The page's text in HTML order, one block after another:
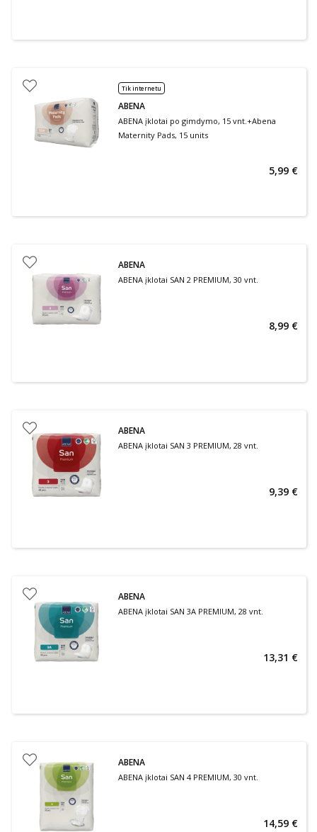
Tik internetu
ABENA
ABENA įklotai po gimdymo, 15 vnt.+Abena
Maternity Pads, 15 units
5,99 €
ABENA
ABENA įklotai SAN 2 PREMIUM, 30 vnt.
8,99 €
ABENA
ABENA įklotai SAN 3 PREMIUM, 28 vnt.
9,39 €
ABENA
ABENA įklotai SAN 3A PREMIUM, 28 vnt.
13,31 €
ABENA
ABENA įklotai SAN 4 PREMIUM, 30 vnt.
14,59 €